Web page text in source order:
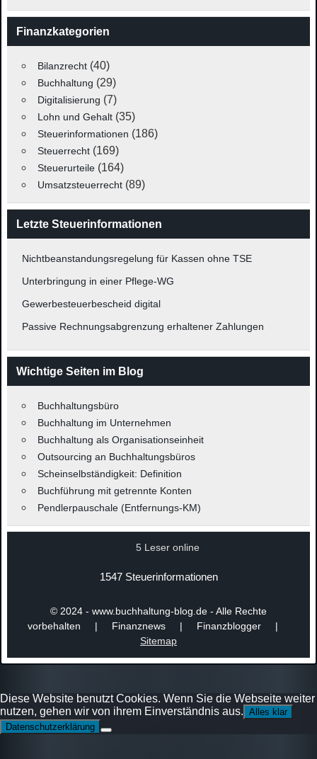
Finanzkategorien
Bilanzrecht(40)
Buchhaltung (29)
Digitalisierung (7)
Lohn und Gehalt(35)
Steuerinformationen (186)
Steuerrecht(169)
Steuerurteile(164)
Umsatzsteuerrecht(89)
Letzte Steuerinformationen
Nichtbeanstandungsregelung für Kassen ohne TSE
Unterbringung in einer Pflege-WG
Gewerbesteuerbescheid digital
Passive Rechnungsabgrenzung erhaltener Zahlungen
Wichtige Seiten im Blog
Buchhaltungsbüro
Buchhaltung im Unternehmen
Buchhaltung als Organisationseinheit
Outsourcing an Buchhaltungsbüros
Scheinselbständigkeit: Definition
Buchführung mit getrennte Konten
Pendlerpauschale (Entfernungs-KM)
5 Leser online
1547 Steuerinformationen
© 2024 - www.buchhaltung-blog.de - Alle Rechte
vorbehalten | Finanznews | Finanzblogger |
Sitemap
Diese Website benutzt Cookies. Wenn Sie die Webseite weiter
nutzen, gehen wir von ihrem Einverständnis aus. Alles klar
Datenschutzerklärung